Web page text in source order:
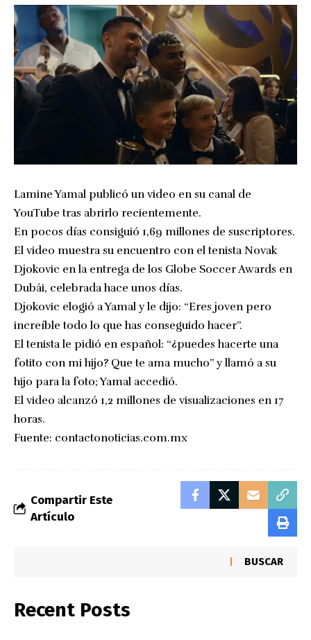
Lamine Yamal publicó un video en su canal de
YouTube tras abrirlo recientemente.
En pocos días consiguió 1,69 millones de suscriptores.
El video muestra su encuentro con el tenista Novak
Djokovic en la entrega de los Globe Soccer Awards en
Dubái, celebrada hace unos días.
Djokovic elogió a Yamal y le dijo: “Eres joven pero
increíble todo lo que has conseguido hacer”.
El tenista le pidió en español: “¿puedes hacerte una
fotito con mi hijo? Que te ama mucho” y llamó a su
hijo para la foto; Yamal accedió.
El video alcanzó 1,2 millones de visualizaciones en 17
horas.
Fuente: contactonoticias.com.mx
Compartir Este
Artículo
BUSCAR
Recent Posts